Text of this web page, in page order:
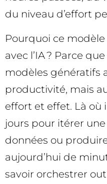
du niveau d’effort
Pourquoi ce
avec l’IA ? Parce
modèles génératifs
productivité, mais
effort et effet. Là où
jours pour itérer
données ou
aujourd’hui de
savoir orchestrer